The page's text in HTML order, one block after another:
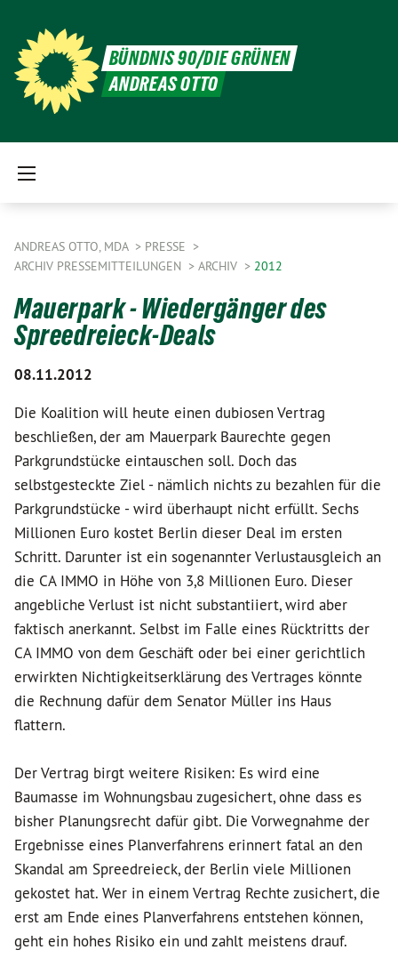
BÜNDNIS 90/DIE GRÜNEN
ANDREAS OTTO
ANDREAS OTTO, MDA
PRESSE
ARCHIV PRESSEMITTEILUNGEN
ARCHIV 2012
Mauerpark - Wiedergänger des
Spreedreieck-Deals
08.11.2012
Die Koalition will heute einen dubiosen Vertrag
beschließen, der am Mauerpark Baurechte gegen
Parkgrundstücke eintauschen soll. Doch das
selbstgesteckte Ziel - nämlich nichts zu bezahlen für die
Parkgrundstücke - wird überhaupt nicht erfüllt. Sechs
Millionen Euro kostet Berlin dieser Deal im ersten
Schritt. Darunter ist ein sogenannter Verlustausgleich an
die CA IMMO in Höhe von 3,8 Millionen Euro. Dieser
angebliche Verlust ist nicht substantiiert, wird aber
faktisch anerkannt. Selbst im Falle eines Rücktritts der
CA IMMO von dem Geschäft oder bei einer gerichtlich
erwirkten Nichtigkeitserklärung des Vertrages könnte
die Rechnung dafür dem Senator Müller ins Haus
flattern.
Der Vertrag birgt weitere Risiken: Es wird eine
Baumasse im Wohnungsbau zugesichert, ohne dass es
bisher Planungsrecht dafür gibt. Die Vorwegnahme der
Ergebnisse eines Planverfahrens erinnert fatal an den
Skandal am Spreedreieck, der Berlin viele Millionen
gekostet hat. Wer in einem Vertrag Rechte zusichert, die
erst am Ende eines Planverfahrens entstehen können,
geht ein hohes Risiko ein und zahlt meistens drauf.